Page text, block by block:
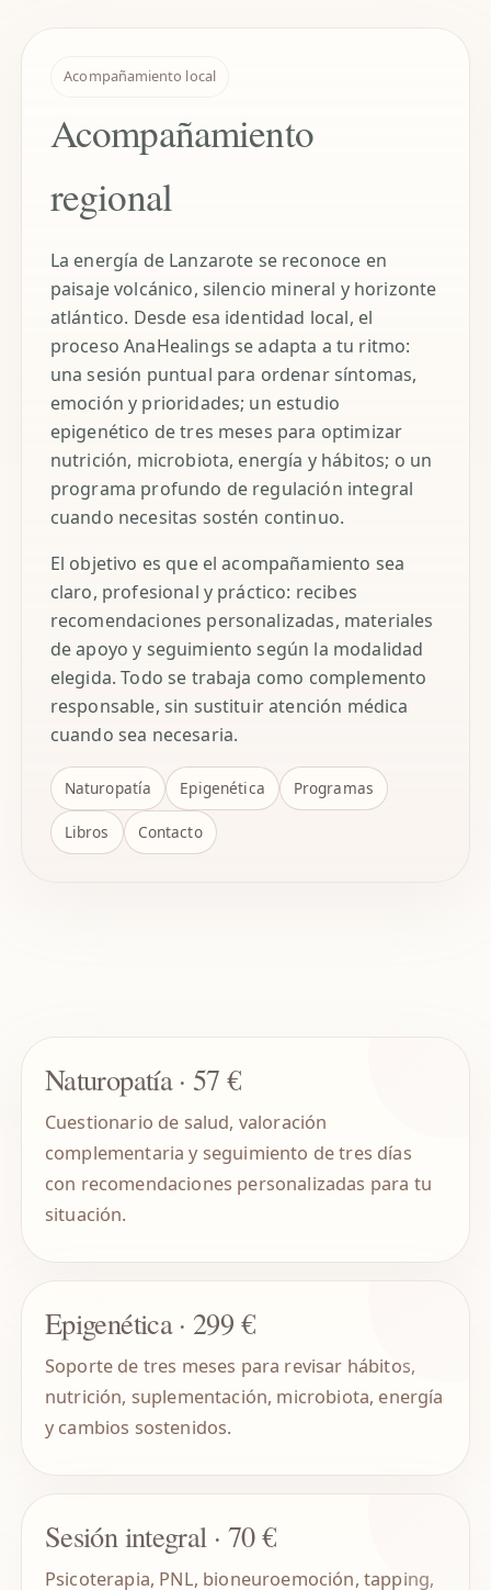
Acompañamiento local
Acompañamiento
regional
La energía de Lanzarote se reconoce en
paisaje volcánico, silencio mineral y horizonte
atlántico. Desde esa identidad local, el
proceso AnaHealings se adapta a tu ritmo:
una sesión puntual para ordenar síntomas,
emoción y prioridades; un estudio
epigenético de tres meses para optimizar
nutrición, microbiota, energía y hábitos; o un
programa profundo de regulación integral
cuando necesitas sostén continuo.
El objetivo es que el acompañamiento sea
claro, profesional y práctico: recibes
recomendaciones personalizadas, materiales
de apoyo y seguimiento según la modalidad
elegida. Todo se trabaja como complemento
responsable, sin sustituir atención médica
cuando sea necesaria.
Naturopatía Epigenética Programas
Libros Contacto
Naturopatía · 57 €
Cuestionario de salud, valoración
complementaria y seguimiento de tres días
con recomendaciones personalizadas para tu
situación.
Epigenética · 299 €
Soporte de tres meses para revisar hábitos,
nutrición, suplementación, microbiota, energía
y cambios sostenidos.
Sesión integral · 70 €
Psicoterapia, PNL, bioneuroemoción, tapping,